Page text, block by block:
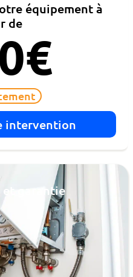
et garantie
équipement à
de
intervention